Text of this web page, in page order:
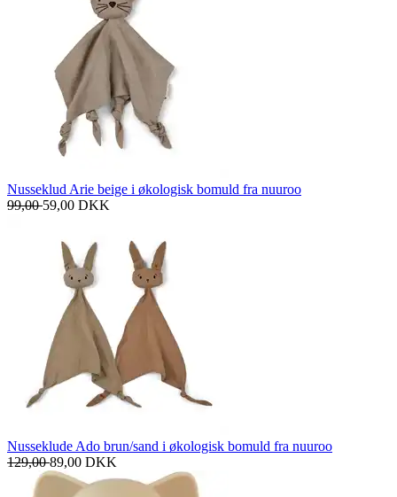
Nusseklud Arie beige i økologisk bomuld fra nuuroo
99,0059,00 DKK
Nusseklude Ado brun/sand i økologisk bomuld fra nuuroo
129,0089,00 DKK